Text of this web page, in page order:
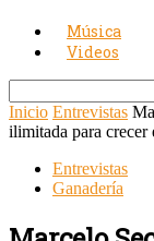
Música
Videos
Inicio Entrevistas
ilimitada para crecer
Entrevistas
Ganadería